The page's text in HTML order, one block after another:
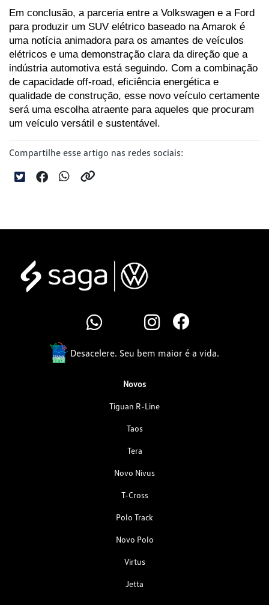
Em conclusão, a parceria entre a Volkswagen e a Ford
para produzir um SUV elétrico baseado na Amarok é
uma notícia animadora para os amantes de veículos
elétricos e uma demonstração clara da direção que a
indústria automotiva está seguindo. Com a combinação
de capacidade off-road, eficiência energética e
qualidade de construção, esse novo veículo certamente
será uma escolha atraente para aqueles que procuram
um veículo versátil e sustentável.
Compartilhe esse artigo nas redes sociais:
Desacelere. Seu bem maior é a vida.
Novos
Tiguan R-Line
Taos
Tera
Novo Nivus
T-Cross
Polo Track
Novo Polo
Virtus
Jetta